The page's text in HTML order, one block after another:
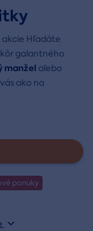
akcie Hľadáte
galantného
manžel alebo
ako na
ponuky